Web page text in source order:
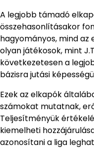
A legjobb támadó
összehasonlításakor
hagyományos, mind
olyan játékosok, mint
következetesen a
bázisra jutási
Ezek az elkapók
számokat mutatnak,
Teljesítményük
kiemelheti
azonosítani a liga